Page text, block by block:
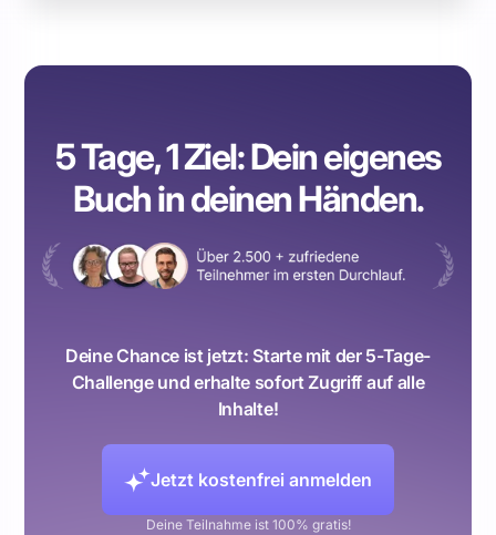
5 Tage, 1 Ziel: Dein eigenes
Buch in deinen Händen.
Deine Chance ist jetzt: Starte mit der 5-Tage-
Challenge und erhalte sofort Zugriff auf alle
Inhalte!
Jetzt kostenfrei anmelden
Deine Teilnahme ist 100% gratis!